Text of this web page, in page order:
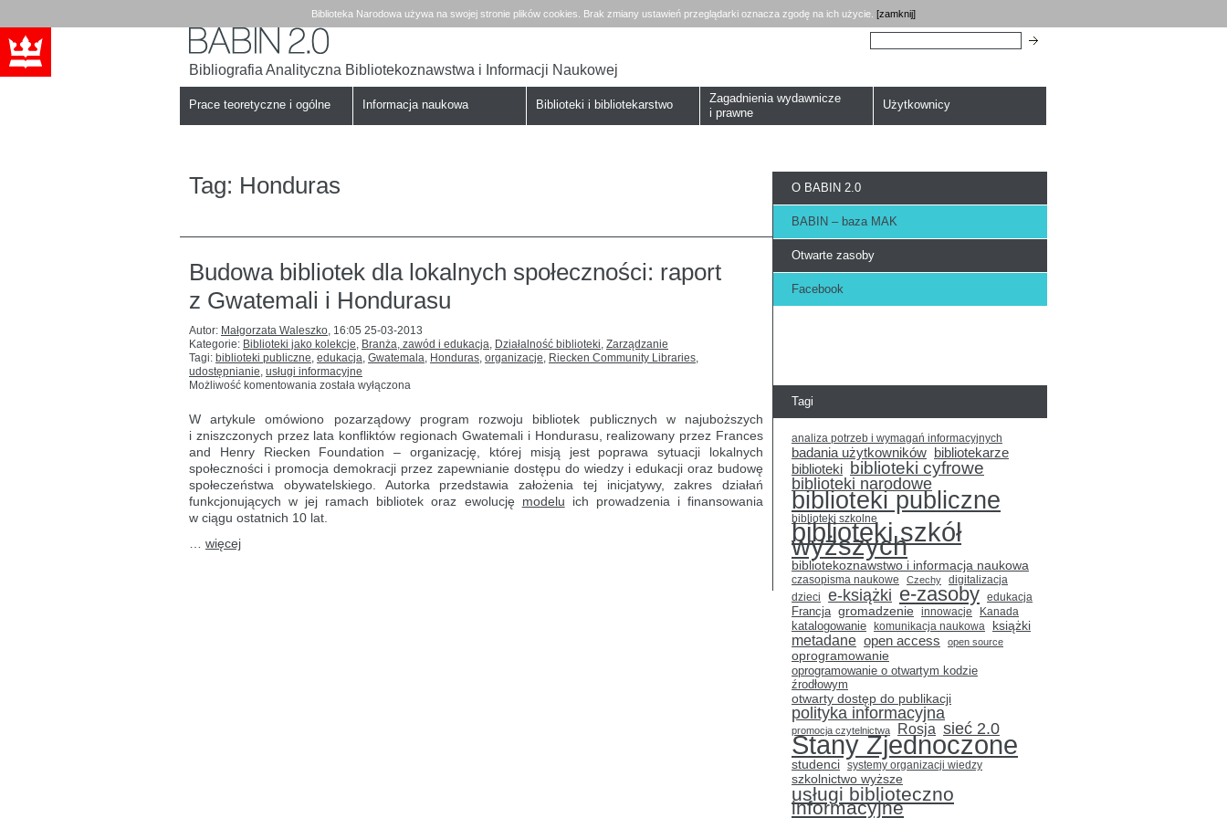
Biblioteka Narodowa używa na swojej stronie plików cookies. Brak zmiany ustawień przeglądarki oznacza zgodę na ich użycie. [zamknij]
Babin
Bibliografia Analityczna Bibliotekoznawstwa i Informacji Naukowej
Szukaj:
Prace teoretyczne i ogólne Informacja naukowa Biblioteki i bibliotekarstwo
Zagadnienia wydawnicze
i prawne
Użytkownicy
Tag: Honduras
Budowa bibliotek dla lokalnych społeczności: raport
z Gwatemali i Hondurasu
Autor: Małgorzata Waleszko, 16:05 25-03-2013
Kategorie: Biblioteki jako kolekcje, Branża, zawód i edukacja, Działalność biblioteki, Zarządzanie
Tagi: biblioteki publiczne, edukacja, Gwatemala, Honduras, organizacje, Riecken Community Libraries,
udostępnianie, usługi informacyjne
Możliwość komentowania Budowa
lokalnych
społeczności:
raport
z Gwatemali
i Hondurasu
została wyłączona
W artykule omówiono pozarządowy program rozwoju bibliotek publicznych w najuboższych
i zniszczonych przez lata konfliktów regionach Gwatemali i Hondurasu, realizowany przez Frances
and Henry Riecken Foundation – organizację, której misją jest poprawa sytuacji lokalnych
społeczności i promocja demokracji przez zapewnianie dostępu do wiedzy i edukacji oraz budowę
społeczeństwa obywatelskiego. Autorka przedstawia założenia tej inicjatywy, zakres działań
funkcjonujących w jej ramach bibliotek oraz ewolucję modelu ich prowadzenia i finansowania
w ciągu ostatnich 10 lat.
więcej
O BABIN 2.0
BABIN – baza MAK
Otwarte zasoby
Facebook
Tagi
analiza potrzeb i wymagań informacyjnych
badania użytkowników bibliotekarze
biblioteki biblioteki cyfrowe
biblioteki narodowe
biblioteki publiczne
biblioteki szkolne
biblioteki szkół
wyższych
bibliotekoznawstwo i informacja naukowa
czasopisma naukowe Czechy digitalizacja
dzieci e-książki e-zasoby edukacja
Francja gromadzenie innowacje
Kanada
katalogowanie
komunikacja naukowa książki
metadane open access open source
oprogramowanie
oprogramowanie o otwartym kodzie
źrodłowym
otwarty dostęp do publikacji
polityka informacyjna
promocja czytelnictwa Rosja sieć 2.0
Stany Zjednoczone
studenci systemy organizacji wiedzy
szkolnictwo wyższe
usługi biblioteczno
informacyjne